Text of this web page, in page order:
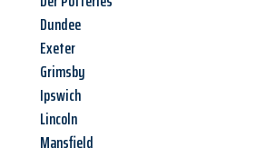
Dundee
Exeter
Grimsby
Ipswich
Lincoln
Mansfield